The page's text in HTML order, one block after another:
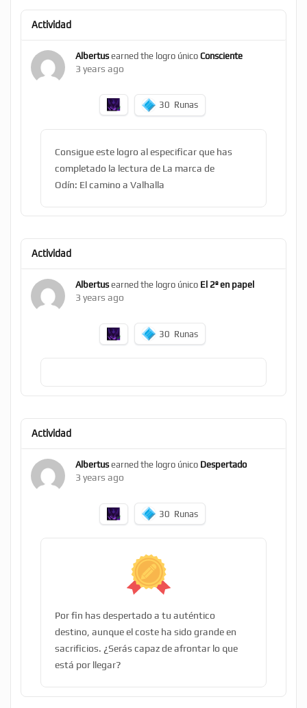
Actividad
Albertusearned the logro único Consciente
3 years ago
30 Runas
Consigue este logro al especificar que has
completado la lectura de La marca de
Odín: El camino a Valhalla
Actividad
Albertusearned the logro único El 2º en papel
3 years ago
30 Runas
Actividad
Albertusearned the logro único Despertado
3 years ago
30 Runas
Por fin has despertado a tu auténtico
destino, aunque el coste ha sido grande en
sacrificios. ¿Serás capaz de afrontar lo que
está por llegar?